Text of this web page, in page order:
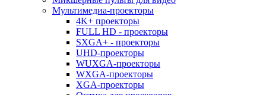
Мультимедиа-проекторы
4K+ проекторы
FULL HD - проекторы
SXGA+ - проекторы
UHD-проекторы
WUXGA-проекторы
WXGA-проекторы
XGA-проекторы